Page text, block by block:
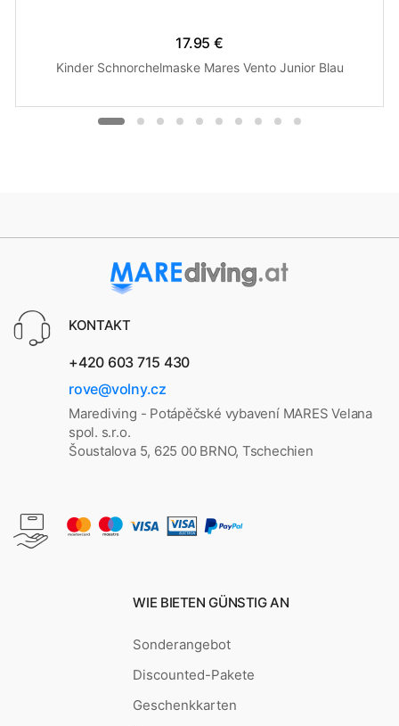
17.95 €
Kinder Schnorchelmaske Mares Vento Junior Blau
KONTAKT
+420 603 715 430
rove@volny.cz
Marediving - Potápěčské vybavení MARES Velana
spol. s.r.o.
Šoustalova 5, 625 00 BRNO, Tschechien
WIE BIETEN GÜNSTIG AN
Sonderangebot
Discounted-Pakete
Geschenkkarten